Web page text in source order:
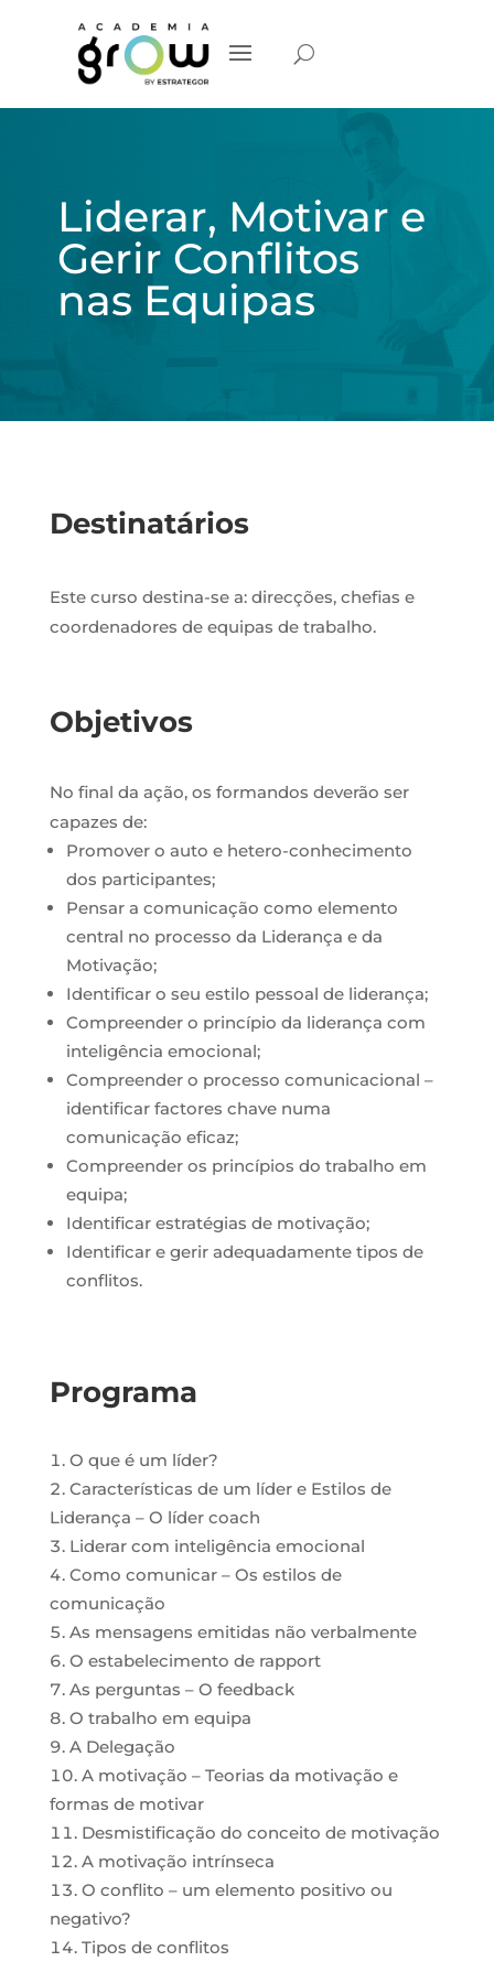
Liderar, Motivar e
Gerir Conflitos
nas Equipas
Destinatários
Este curso destina-se a: direcções, chefias e
coordenadores de equipas de trabalho.
Objetivos
No final da ação, os formandos deverão ser
capazes de:
Promover o auto e hetero-conhecimento
dos participantes;
Pensar a comunicação como elemento
central no processo da Liderança e da
Motivação;
Identificar o seu estilo pessoal de liderança;
Compreender o princípio da liderança com
inteligência emocional;
Compreender o processo comunicacional –
identificar factores chave numa
comunicação eficaz;
Compreender os princípios do trabalho em
equipa;
Identificar estratégias de motivação;
Identificar e gerir adequadamente tipos de
conflitos.
Programa
O que é um líder?
Características de um líder e Estilos de
Liderança – O líder coach
Liderar com inteligência emocional
Como comunicar – Os estilos de
comunicação
As mensagens emitidas não verbalmente
O estabelecimento de rapport
As perguntas – O feedback
O trabalho em equipa
A Delegação
A motivação – Teorias da motivação e
formas de motivar
Desmistificação do conceito de motivação
A motivação intrínseca
O conflito – um elemento positivo ou
negativo?
Tipos de conflitos